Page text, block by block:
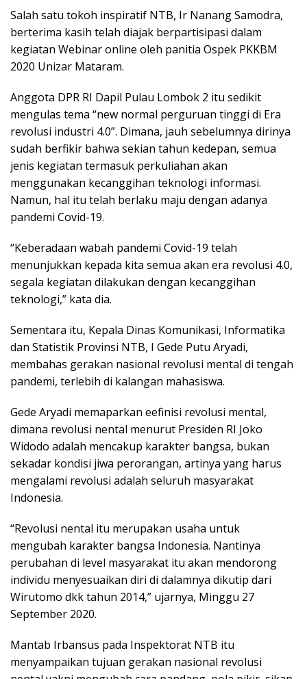
Salah satu tokoh inspiratif NTB, Ir Nanang Samodra,
berterima kasih telah diajak berpartisipasi dalam
kegiatan Webinar online oleh panitia Ospek PKKBM
2020 Unizar Mataram.
Anggota DPR RI Dapil Pulau Lombok 2 itu sedikit
mengulas tema “new normal perguruan tinggi di Era
revolusi industri 4.0”. Dimana, jauh sebelumnya dirinya
sudah berfikir bahwa sekian tahun kedepan, semua
jenis kegiatan termasuk perkuliahan akan
menggunakan kecanggihan teknologi informasi.
Namun, hal itu telah berlaku maju dengan adanya
pandemi Covid-19.
“Keberadaan wabah pandemi Covid-19 telah
menunjukkan kepada kita semua akan era revolusi 4.0,
segala kegiatan dilakukan dengan kecanggihan
teknologi,” kata dia.
Sementara itu, Kepala Dinas Komunikasi, Informatika
dan Statistik Provinsi NTB, I Gede Putu Aryadi,
membahas gerakan nasional revolusi mental di tengah
pandemi, terlebih di kalangan mahasiswa.
Gede Aryadi memaparkan eefinisi revolusi mental,
dimana revolusi nental menurut Presiden RI Joko
Widodo adalah mencakup karakter bangsa, bukan
sekadar kondisi jiwa perorangan, artinya yang harus
mengalami revolusi adalah seluruh masyarakat
Indonesia.
“Revolusi nental itu merupakan usaha untuk
mengubah karakter bangsa Indonesia. Nantinya
perubahan di level masyarakat itu akan mendorong
individu menyesuaikan diri di dalamnya dikutip dari
Wirutomo dkk tahun 2014,” ujarnya, Minggu 27
September 2020.
Mantab Irbansus pada Inspektorat NTB itu
menyampaikan tujuan gerakan nasional revolusi